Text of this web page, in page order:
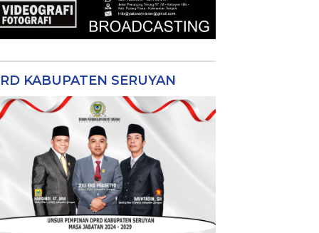
KABUPATEN SERUYAN